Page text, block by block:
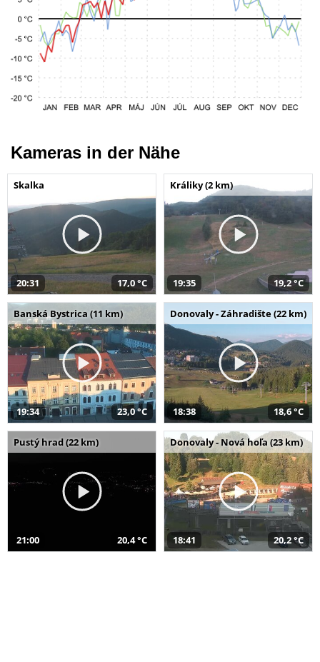
Kameras in der Nähe
Skalka
20:31 17,0 °C
Králiky (2 km)
19:35 19,2 °C
Banská Bystrica (11 km)
19:34 23,0 °C
Donovaly - Záhradište (22 km)
18:38 18,6 °C
Pustý hrad (22 km)
21:00 20,4 °C
Donovaly - Nová hoľa (23 km)
18:41 20,2 °C